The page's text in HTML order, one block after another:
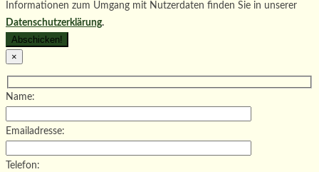
Informationen zum Umgang mit Nutzerdaten finden Sie in unserer
Datenschutzerklärung.
×
Name:
Emailadresse:
Telefon: